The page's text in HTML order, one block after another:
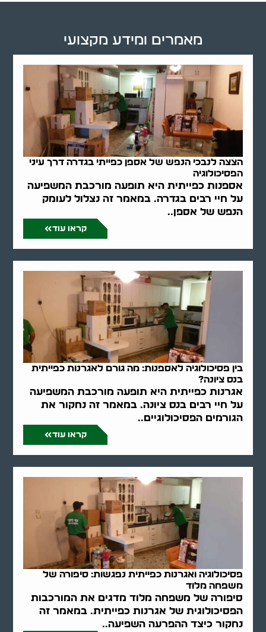
הצצה לנבכי הנפש של אספן כפייתי בגדרה דרך עיני
הפסיכולוגיה
אספנות כפייתית היא תופעה מורכבת המשפיעה
על חיי רבים בגדרה. במאמר זה נצלול לעומק
הנפש של אספן..
קראו עוד
בין פסיכולוגיה לאספנות: מה גורם לאגרנות כפייתית
בנס ציונה?
אגרנות כפייתית היא תופעה מורכבת המשפיעה
על חיי רבים בנס ציונה. במאמר זה נחקור את
הגורמים הפסיכולוגיים..
קראו עוד
פסיכולוגיה ואגרנות כפייתית נפגשות: סיפורה של
משפחה מלוד
סיפורה של משפחה מלוד מדגים את המורכבות
הפסיכולוגית של אגרנות כפייתית. במאמר זה
נחקור כיצד ההפרעה השפיעה..
מאמרים ומידע מקצועי